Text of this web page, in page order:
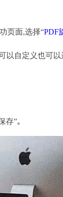
页面,选择“PDF
以自定义也可以
存”｡